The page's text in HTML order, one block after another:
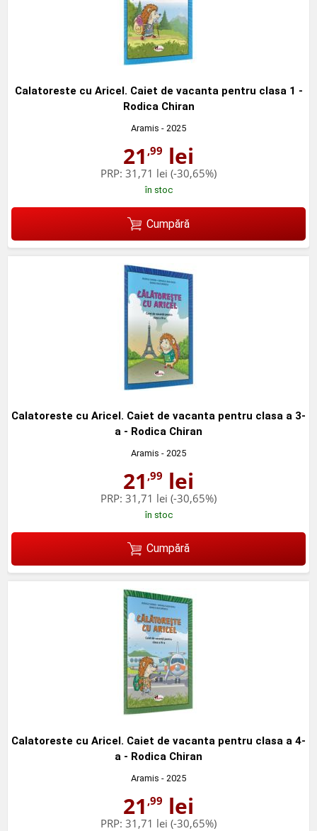
Calatoreste cu Aricel. Caiet de vacanta pentru clasa 1 -
Rodica Chiran
Aramis - 2025
21 ,99 lei
PRP: 31,71 lei (-30,65%)
în stoc
Cumpără
Calatoreste cu Aricel. Caiet de vacanta pentru clasa a 3-
a - Rodica Chiran
Aramis - 2025
21 ,99 lei
PRP: 31,71 lei (-30,65%)
în stoc
Cumpără
Calatoreste cu Aricel. Caiet de vacanta pentru clasa a 4-
a - Rodica Chiran
Aramis - 2025
21 ,99 lei
PRP: 31,71 lei (-30,65%)